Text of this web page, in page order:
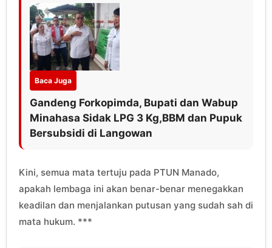
Baca Juga
Gandeng Forkopimda, Bupati dan Wabup
Minahasa Sidak LPG 3 Kg,BBM dan Pupuk
Bersubsidi di Langowan
Kini, semua mata tertuju pada PTUN Manado,
apakah lembaga ini akan benar-benar menegakkan
keadilan dan menjalankan putusan yang sudah sah di
mata hukum. ***